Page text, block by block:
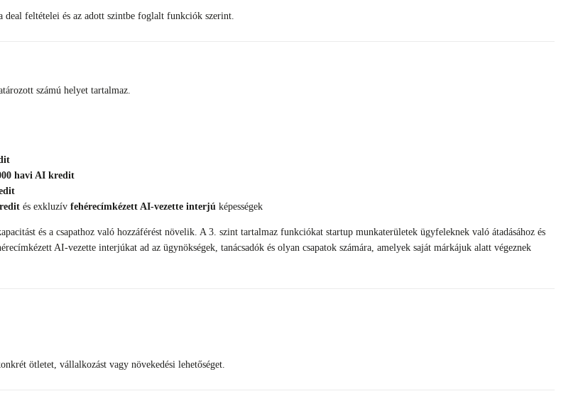
feltételei és az adott szintbe foglalt funkciók szerint.
számú helyet tartalmaz.
havi AI kredit
és exkluzív fehérecímkézett AI-vezette interjú képességek
és a csapathoz való hozzáférést növelik. A 3. szint tartalmaz funkciókat startup munkaterületek ügyfeleknek való átadásához és
AI-vezette interjúkat ad az ügynökségek, tanácsadók és olyan csapatok számára, amelyek saját márkájuk alatt végeznek
ötletet, vállalkozást vagy növekedési lehetőséget.